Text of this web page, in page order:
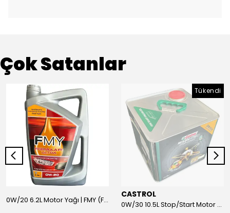
Çok Satanlar
0W/20 6.2L Motor Yağı | FMY (Ford Motor Yağları)
Tükendi
CASTROL
0W/30 10.5L Stop/Start Motor Yağı | CASTROL